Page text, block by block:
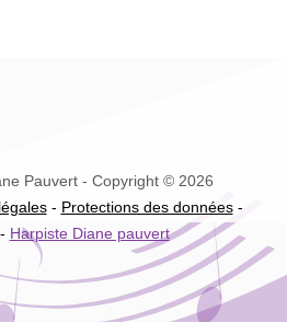
Pauvert - Copyright © 2026
- Protections des données-
Harpiste Diane pauvert